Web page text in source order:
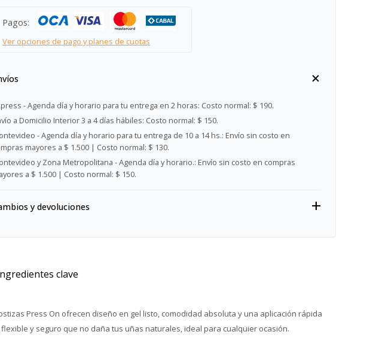
Pagos:
Ver opciones de pago y planes de cuotas
- Agenda día y horario para tu entrega en 2 horas: Costo normal: $ 190.
a Domicilio Interior 3 a 4 días hábiles: Costo normal: $ 150.
- Agenda día y horario para tu entrega de 10 a 14 hs.: Envío sin costo en
mayores a $ 1.500 | Costo normal: $ 130.
y Zona Metropolitana - Agenda día y horario.: Envío sin costo en compras
a $ 1.500 | Costo normal: $ 150.
y devoluciones
clave
Press On ofrecen diseño en gel listo, comodidad absoluta y una aplicación rápida
y seguro que no daña tus uñas naturales, ideal para cualquier ocasión.